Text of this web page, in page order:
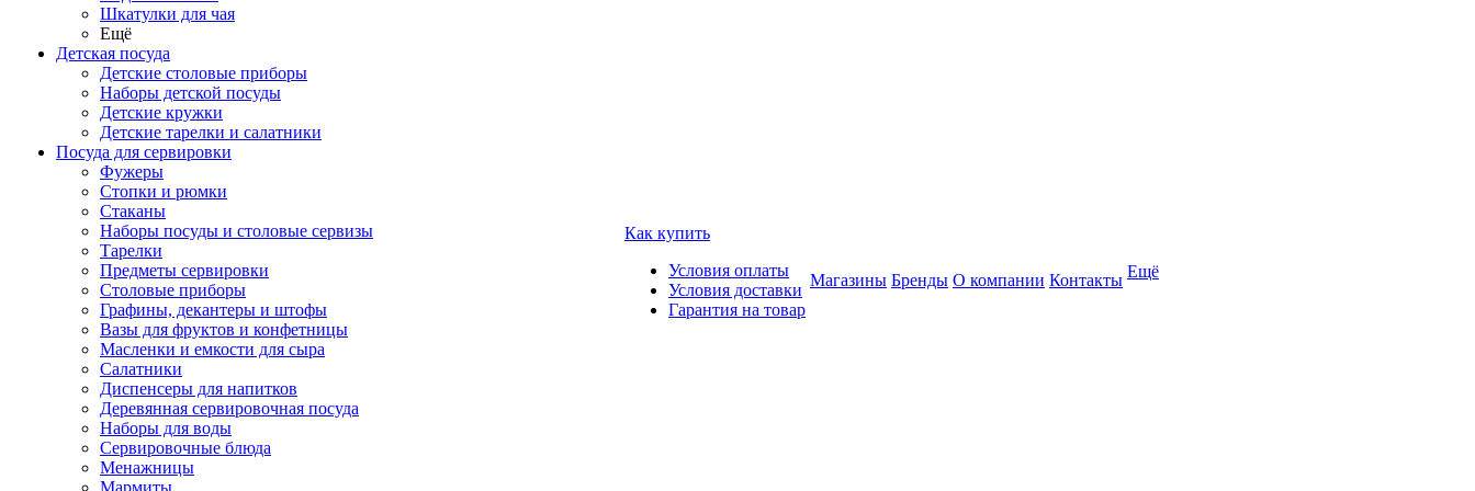
Шкатулки для чая
Ещё
Детская посуда
Детские столовые приборы
Наборы детской посуды
Детские кружки
Детские тарелки и салатники
Посуда для сервировки
Фужеры
Стопки и рюмки
Стаканы
Наборы посуды и столовые сервизы
Тарелки
Предметы сервировки
Столовые приборы
Графины, декантеры и штофы
Вазы для фруктов и конфетницы
Масленки и емкости для сыра
Салатники
Диспенсеры для напитков
Деревянная сервировочная посуда
Наборы для воды
Сервировочные блюда
Менажницы
Мармиты
Как купить
Условия оплаты
Условия доставки
Гарантия на товар
Магазины Бренды О компании Контакты Ещё